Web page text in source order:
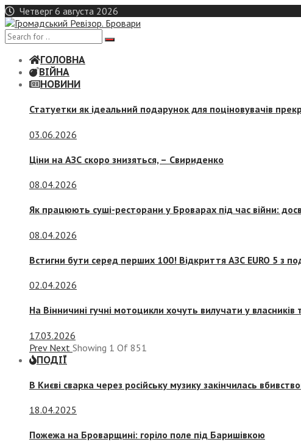
Skip
to
content
Четверг 6 августа 2026
ГОЛОВНА
ВІЙНА
НОВИНИ
Статуетки як ідеальний подарунок для поціновувачів
03.06.2026
Ціни на АЗС скоро знизяться, – Свириденко
08.04.2026
Як працюють суші-ресторани у Броварах під час війни:
08.04.2026
Встигни бути серед перших 100! Відкриття АЗС EURO 5 з
02.04.2026
На Вінничині гучні мотоцикли хочуть вилучати у
17.03.2026
Prev Next Showing 1 Of 851
ПОДІЇ
В Києві сварка через російську музику закінчилась
18.04.2025
Пожежа на Броварщині: горіло поле під Баришівкою